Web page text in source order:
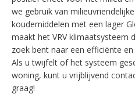
we gebruik van
koudemiddelen met een lager
maakt het VRV klimaatsysteem
zoek bent naar een efficiënte
Als u twijfelt of het systeem
woning, kunt u vrijblijvend
graag!